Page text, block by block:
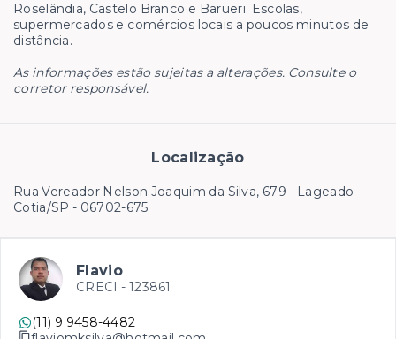
Roselândia, Castelo Branco e Barueri. Escolas,
supermercados e comércios locais a poucos minutos de
distância.
As informações estão sujeitas a alterações. Consulte o
corretor responsável.
Localização
Rua Vereador Nelson Joaquim da Silva, 679 - Lageado -
Cotia/SP - 06702-675
Flavio
CRECI - 123861
(11) 9 9458-4482